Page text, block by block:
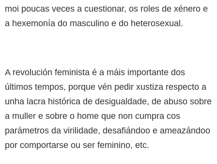
moi poucas veces a cuestionar, os roles de xénero e
a hexemonía do masculino e do heterosexual.
A revolución feminista é a máis importante dos
últimos tempos, porque vén pedir xustiza respecto a
unha lacra histórica de desigualdade, de abuso sobre
a muller e sobre o home que non cumpra cos
parámetros da virilidade, desafiándoo e ameazándoo
por comportarse ou ser feminino, etc.